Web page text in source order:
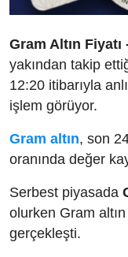
Gram Altın Fiyatı
yakından takip
12:20 itibarıyla
işlem görüyor.
Gram altın, son
oranında değer
Serbest piyasada
olurken Gram
gerçekleşti.